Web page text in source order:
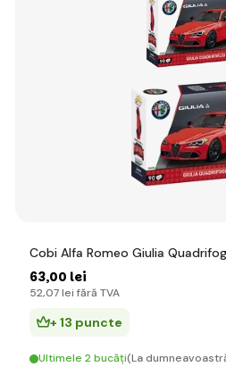
Cobi Alfa Romeo Giulia
63,00 lei
52,07 lei fără TVA
+ 13 puncte
Ultimele 2 bucăți(La